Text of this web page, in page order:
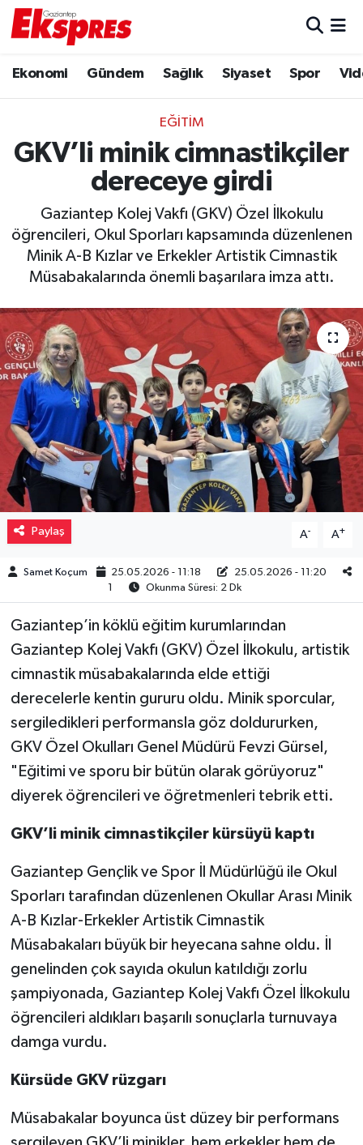
Ekonomi Gündem Sağlık Siyaset Spor
EĞITIM
GKV’li minik cimnastikçiler
dereceye girdi
Gaziantep Kolej Vakfı (GKV) Özel İlkokulu
öğrencileri, Okul Sporları kapsamında düzenlenen
Minik A-B Kızlar ve Erkekler Artistik Cimnastik
Müsabakalarında önemli başarılara imza attı.
Paylaş A- A+
Samet Koçum 25.05.2026 - 11:18
25.05.2026 - 11:20
1
Okunma Süresi: 2 Dk
Gaziantep’in köklü eğitim kurumlarından
Gaziantep Kolej Vakfı (GKV) Özel İlkokulu, artistik
cimnastik müsabakalarında elde ettiği
derecelerle kentin gururu oldu. Minik sporcular,
sergiledikleri performansla göz doldururken,
GKV Özel Okulları Genel Müdürü Fevzi Gürsel,
"Eğitimi ve sporu bir bütün olarak görüyoruz"
diyerek öğrencileri ve öğretmenleri tebrik etti.
GKV’li minik cimnastikçiler kürsüyü kaptı
Gaziantep Gençlik ve Spor İl Müdürlüğü ile Okul
Sporları tarafından düzenlenen Okullar Arası Minik
A-B Kızlar-Erkekler Artistik Cimnastik
Müsabakaları büyük bir heyecana sahne oldu. İl
genelinden çok sayıda okulun katıldığı zorlu
şampiyonada, Gaziantep Kolej Vakfı Özel İlkokulu
öğrencileri aldıkları başarılı sonuçlarla turnuvaya
damga vurdu.
Kürsüde GKV rüzgarı
Müsabakalar boyunca üst düzey bir performans
Ekonomi
Gaziantep son dakika
Gündem
Haberler
Kültür Sanat
Magazin
Müzik
Piyasa
Resmi İlanlar
Sağlık
Teknoloji
Türkiye
Video Haber
Yaşam
Yemek
Trafik Durumu
Puan Durumu ve Fikstür
Tüm Manşetler
Son Dakika Haberleri
Haber Arşivi